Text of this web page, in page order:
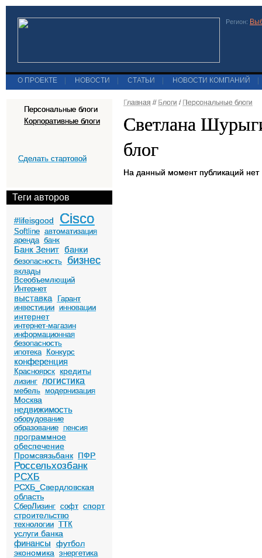
Регион:
О ПРОЕКТЕ НОВОСТИ СТАТЬИ НОВОСТИ КОМПАНИЙ
Персональные блоги
Корпоративные блоги
Сделать стартовой
Теги авторов
#lifeisgood Cisco
Softline автоматизация
аренда банк
Банк Зенит банки
безопасность бизнес
вклады
Всеобъемлющий
Интернет
выставка
Гарант
инвестиции инновации
интернет
интернет-магазин
информационная
безопасность
ипотека
Конкурс
конференция
Красноярск кредиты
лизинг логистика
мебель модернизация
Москва
недвижимость
оборудование
образование пенсия
программное
обеспечение
Промсвязьбанк ПФР
Россельхозбанк
РСХБ
РСХБ_Свердловская
область
СберЛизинг софт спорт
строительство
технологии ТТК
услуги банка
финансы
футбол
экономика
энергетика
Главная // Блоги / Персональные блоги
Светлана
блог
На данный момент публикаций нет